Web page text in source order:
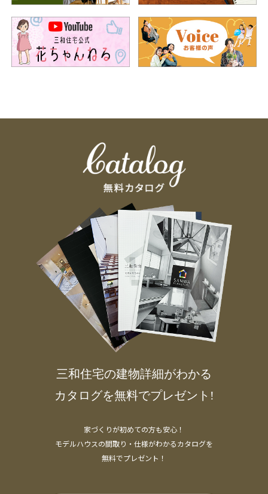
三和住宅の建物詳細がわかる
カタログを無料でプレゼント!
家づくりが初めての方も安心！
モデルハウスの間取り・仕様がわかるカタログを
無料でプレゼント！